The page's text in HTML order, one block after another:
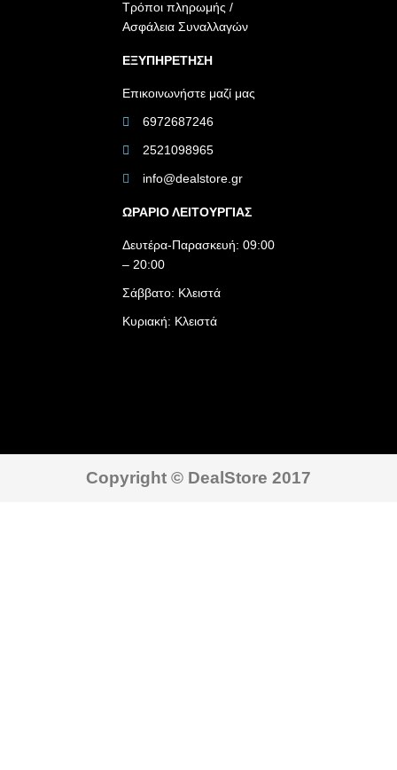
Τρόποι πληρωμής /
Ασφάλεια Συναλλαγών
ΕΞΥΠΗΡΕΤΗΣΗ
Επικοινωνήστε μαζί μας
6972687246
2521098965
info@dealstore.gr
ΩΡΑΡΙΟ ΛΕΙΤΟΥΡΓΙΑΣ​
Δευτέρα-Παρασκευή: 09:00
– 20:00
Σάββατο: Κλειστά
Κυριακή: Κλειστά
Copyright © DealStore 2017